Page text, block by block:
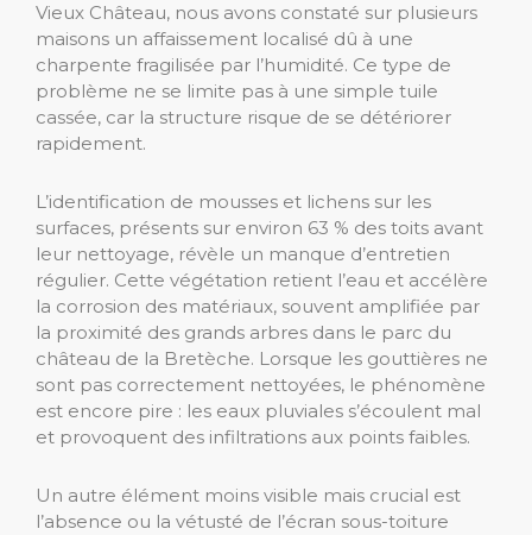
Vieux Château, nous avons constaté sur plusieurs
maisons un affaissement localisé dû à une
charpente fragilisée par l’humidité. Ce type de
problème ne se limite pas à une simple tuile
cassée, car la structure risque de se détériorer
rapidement.
L’identification de mousses et lichens sur les
surfaces, présents sur environ 63 % des toits avant
leur nettoyage, révèle un manque d’entretien
régulier. Cette végétation retient l’eau et accélère
la corrosion des matériaux, souvent amplifiée par
la proximité des grands arbres dans le parc du
château de la Bretèche. Lorsque les gouttières ne
sont pas correctement nettoyées, le phénomène
est encore pire : les eaux pluviales s’écoulent mal
et provoquent des infiltrations aux points faibles.
Un autre élément moins visible mais crucial est
l’absence ou la vétusté de l’écran sous-toiture